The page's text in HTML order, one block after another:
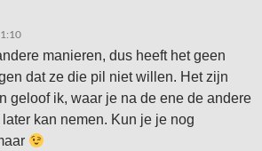
manieren, dus heeft het geen
dat ze die pil niet willen. Het zijn
geloof ik, waar je na de ene de andere
kan nemen. Kun je je nog